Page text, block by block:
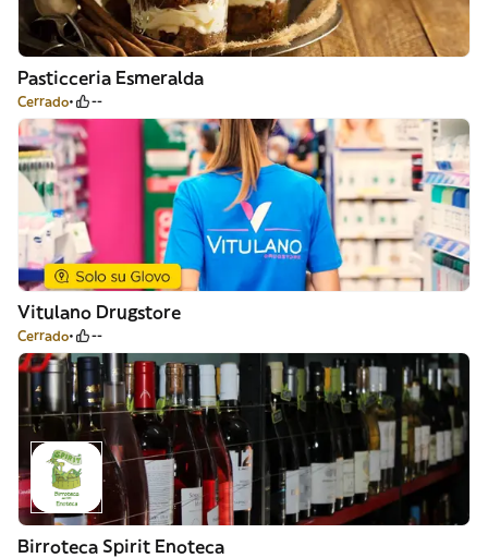
Pasticceria Esmeralda
Cerrado --
Vitulano Drugstore
Cerrado --
Birroteca Spirit Enoteca